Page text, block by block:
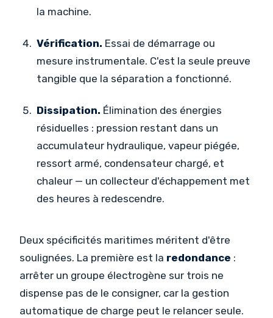
la machine.
Vérification. Essai de démarrage ou
mesure instrumentale. C'est la seule preuve
tangible que la séparation a fonctionné.
Dissipation. Élimination des énergies
résiduelles : pression restant dans un
accumulateur hydraulique, vapeur piégée,
ressort armé, condensateur chargé, et
chaleur — un collecteur d'échappement met
des heures à redescendre.
Deux spécificités maritimes méritent d'être
soulignées. La première est la redondance :
arrêter un groupe électrogène sur trois ne
dispense pas de le consigner, car la gestion
automatique de charge peut le relancer seule.